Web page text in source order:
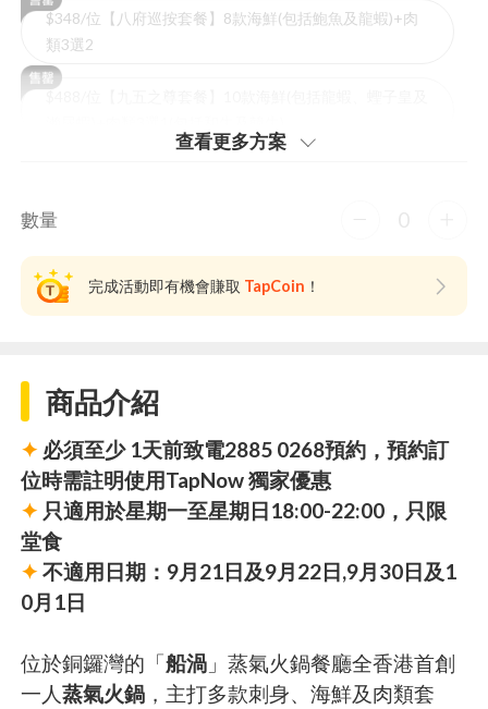
$348/位【八府巡按套餐】8款海鮮(包括鮑魚及龍蝦)+肉
類3選2
查看更多⽅案
數量 0
完成活動即有機會賺取 TapCoin ！
商品介紹
✦ 必須至少 1天前致電2885 0268預約，預約訂
位時需註明使用TapNow 獨家優惠
✦ 只適用於星期一至星期日18:00-22:00，只限
堂食
✦不適用日期：9月21日及9月22日,9月30日及1
0月1日
位於銅鑼灣的「船渦 」蒸氣火鍋餐廳全香港首創
一人蒸氣火鍋 ，主打多款刺身、海鮮及肉類套